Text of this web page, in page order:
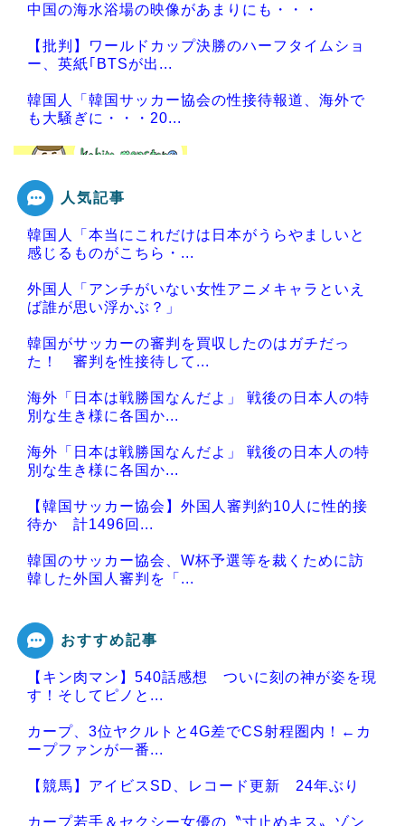
中国の海水浴場の映像があまりにも・・・
【批判】ワールドカップ決勝のハーフタイムショ
ー、英紙｢BTSが出...
韓国人「韓国サッカー協会の性接待報道、海外で
も大騒ぎに・・・20...
Powered by livedoor 相互RSS
人気記事
韓国人「本当にこれだけは日本がうらやましいと
感じるものがこちら・...
外国人「アンチがいない女性アニメキャラといえ
ば誰が思い浮かぶ？」
韓国がサッカーの審判を買収したのはガチだっ
た！ 審判を性接待して...
海外「日本は戦勝国なんだよ」 戦後の日本人の特
別な生き様に各国か...
海外「日本は戦勝国なんだよ」 戦後の日本人の特
別な生き様に各国か...
【韓国サッカー協会】外国人審判約10人に性的接
待か 計1496回...
韓国のサッカー協会、W杯予選等を裁くために訪
韓した外国人審判を「...
Powered by livedoor 相互RSS
おすすめ記事
【キン肉マン】540話感想 ついに刻の神が姿を現
す！そしてピノと...
カープ、3位ヤクルトと4G差でCS射程圏内！←カ
ープファンが一番...
【競馬】アイビスSD、レコード更新 24年ぶり
カープ若手＆セクシー女優の〝寸止めキス〟ゾン